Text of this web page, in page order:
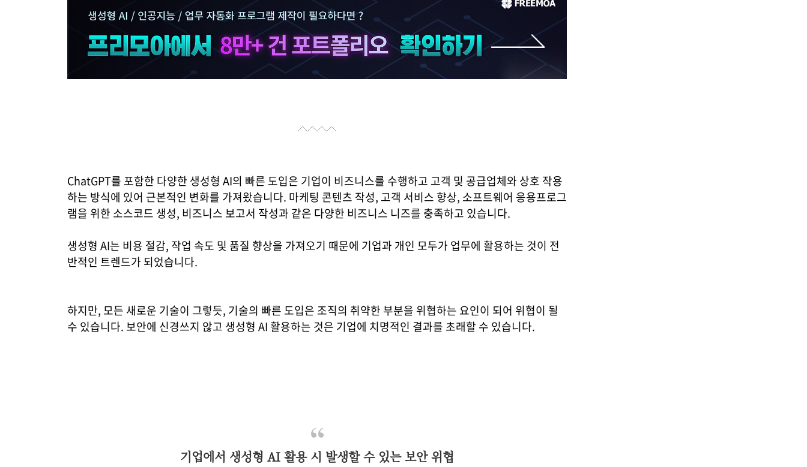
ChatGPT를 포함한 다양한 생성형 AI의 빠른 도입은 기업이 비즈니스를 수행하고 고객 및 공급업체와 상호 작용
하는 방식에 있어 근본적인 변화를 가져왔습니다. 마케팅 콘텐츠 작성, 고객 서비스 향상, 소프트웨어 응용프로그
램을 위한 소스코드 생성, 비즈니스 보고서 작성과 같은 다양한 비즈니스 니즈를 충족하고 있습니다.
생성형 AI는 비용 절감, 작업 속도 및 품질 향상을 가져오기 때문에 기업과 개인 모두가 업무에 활용하는 것이 전
반적인 트렌드가 되었습니다.
하지만, 모든 새로운 기술이 그렇듯, 기술의 빠른 도입은 조직의 취약한 부분을 위협하는 요인이 되어 위협이 될
수 있습니다. 보안에 신경쓰지 않고 생성형 AI 활용하는 것은 기업에 치명적인 결과를 초래할 수 있습니다.
기업에서 생성형 AI 활용 시 발생할 수 있는 보안 위협